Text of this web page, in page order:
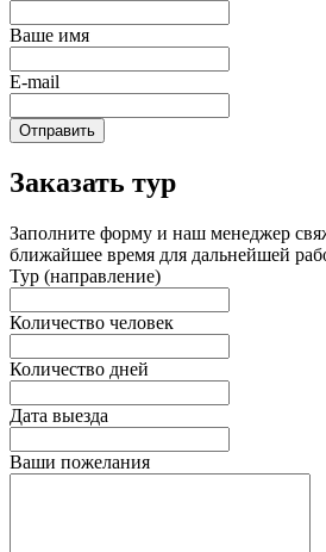
Ваше имя
E-mail
Отправить
Заказать тур
Заполните форму и наш менеджер
ближайшее время для дальнейшей
Тур (направление)
Количество человек
Количество дней
Дата выезда
Ваши пожелания